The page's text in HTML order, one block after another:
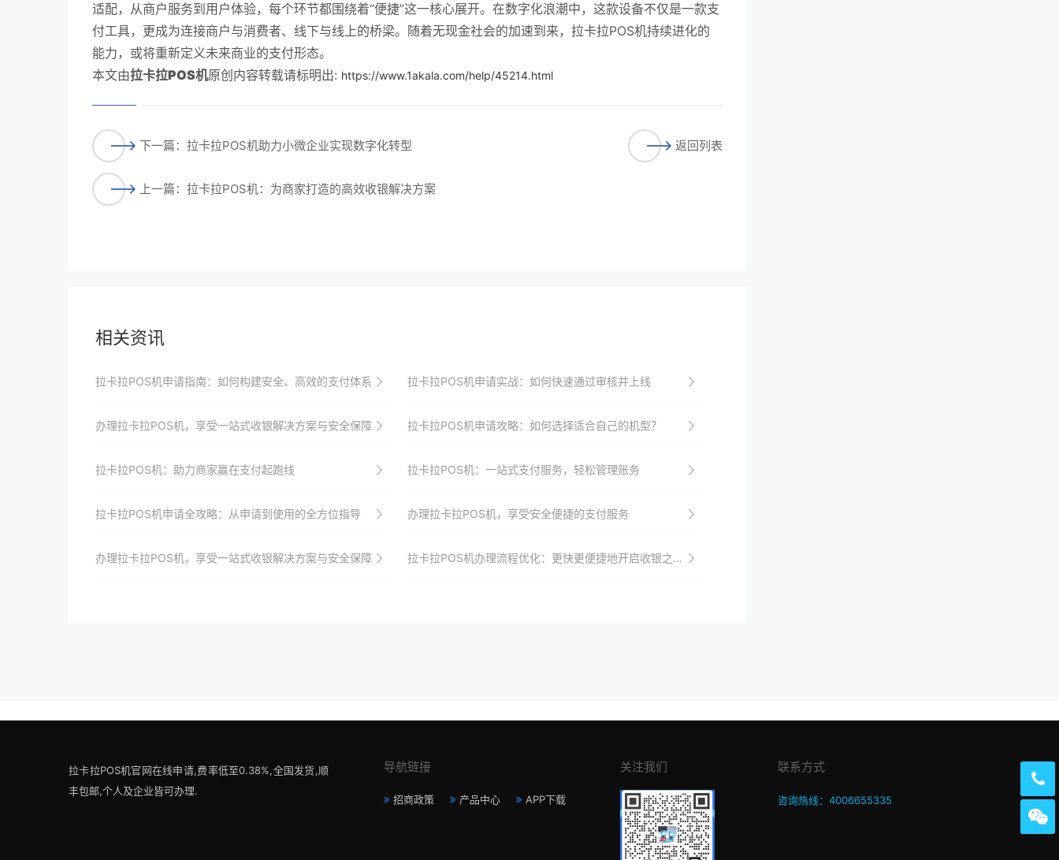
适配，从商户服务到用户体验，每个环节都围绕着“便捷”这一核心展开。在数字化浪潮中，这款设备不仅是一款支
付工具，更成为连接商户与消费者、线下与线上的桥梁。随着无现金社会的加速到来，拉卡拉POS机持续进化的
能力，或将重新定义未来商业的支付形态。
本文由拉卡拉POS机原创内容转载请标明出: https://www.1akala.com/help/45214.html
下一篇：拉卡拉POS机助力小微企业实现数字化转型
上一篇：拉卡拉POS机：为商家打造的高效收银解决方案
返回列表
相关资讯
拉卡拉POS机申请指南：如何构建安全、高效的支付体系 拉卡拉POS机申请实战：如何快速通过审核并上线
办理拉卡拉POS机，享受一站式收银解决方案与安全保障 拉卡拉POS机申请攻略：如何选择适合自己的机型？
拉卡拉POS机：助力商家赢在支付起跑线 拉卡拉POS机：一站式支付服务，轻松管理账务
拉卡拉POS机申请全攻略：从申请到使用的全方位指导 办理拉卡拉POS机，享受安全便捷的支付服务
办理拉卡拉POS机，享受一站式收银解决方案与安全保障 拉卡拉POS机办理流程优化：更快更便捷地开启收银之旅，助力商家快速发展、成长壮大并引领市场潮流
拉卡拉POS机官网在线申请,费率低至0.38%,全国发货,顺
丰包邮,个人及企业皆可办理.
导航链接
招商政策 产品中心 APP下载
关注我们 联系方式
咨询热线：4006655335